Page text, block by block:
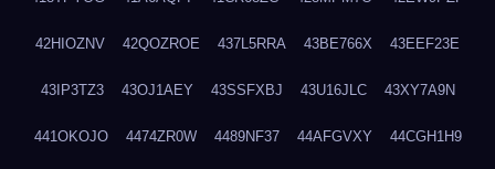
42HIOZNV 42QOZROE 437L5RRA 43BE766X 43EEF23E
43IP3TZ3 43OJ1AEY 43SSFXBJ 43U16JLC 43XY7A9N
441OKOJO 4474ZR0W 4489NF37 44AFGVXY 44CGH1H9